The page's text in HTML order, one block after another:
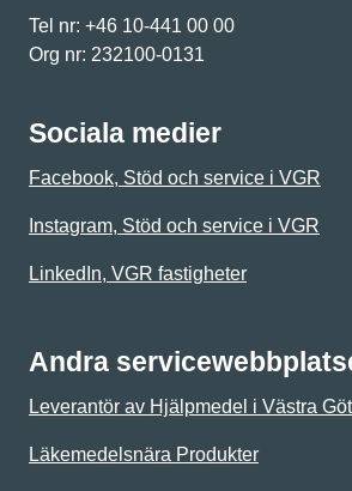
Tel nr: +46 10-441 00 00
Org nr: 232100-0131
Sociala medier
Facebook, Stöd och service i VGR
Instagram, Stöd och service i VGR
LinkedIn, VGR fastigheter
Andra
Leverantör av Hjälpmedel i Västra
Läkemedelsnära Produkter